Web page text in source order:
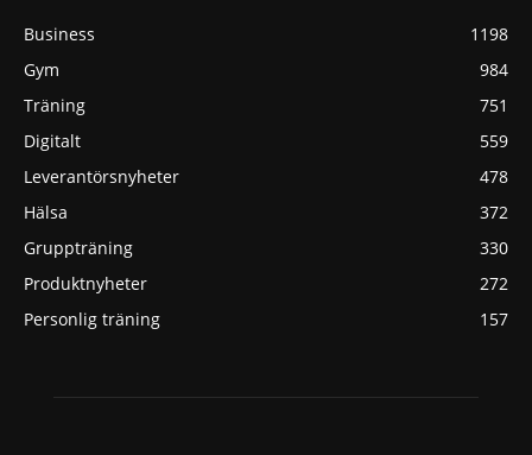
Business
1198
Gym
984
Träning
751
Digitalt
559
Leverantörsnyheter
478
Hälsa
372
Gruppträning
330
Produktnyheter
272
Personlig träning
157